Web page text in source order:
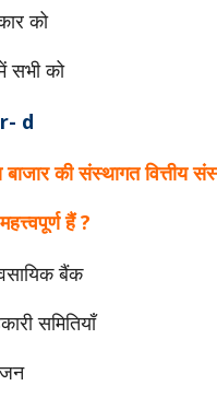
को
सभी को
d
बाजार की संस्थागत वित्तीय
हैं ?
बैंक
समितियाँ